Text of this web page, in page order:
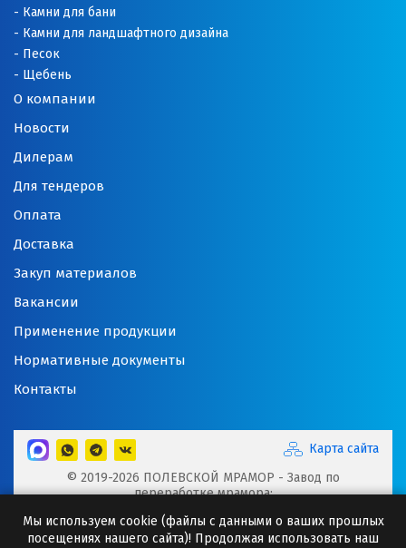
О компании
Новости
Дилерам
Для тендеров
Оплата
Доставка
Закуп материалов
Вакансии
Применение продукции
Нормативные документы
Контакты
Камни для бани
Камни для ландшафтного дизайна
Песок
Щебень
Карта сайта
© 2019-2026 ПОЛЕВСКОЙ МРАМОР - Завод по
переработке мрамора:
Минеральные порошки, Добавки для буровых растворов
Мы используем cookie (файлы с данными о ваших прошлых
посещениях нашего сайта)! Продолжая использовать наш